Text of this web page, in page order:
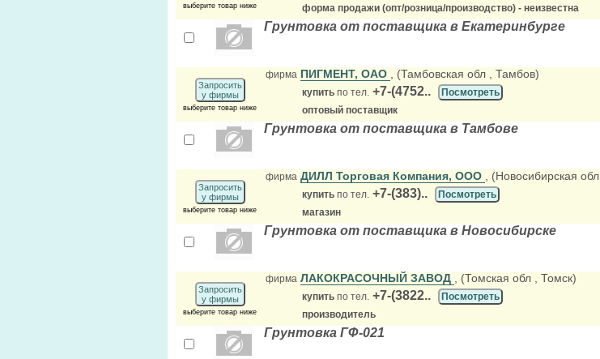
выберите товар ниже
форма продажи (опт/розница/производство) - неизвестна
Грунтовка от поставщика в Екатеринбурге
Запросить
у фирмы
выберите товар ниже
фирма ПИГМЕНТ, ОАО , (Тамбовская обл , Тамбов)
купить по тел. +7-(4752..
Посмотреть
оптовый поставщик
Грунтовка от поставщика в Тамбове
Запросить
у фирмы
выберите товар ниже
фирма ДИЛЛ Торговая Компания, ООО , (Новосибирская обл
купить по тел. +7-(383)..
Посмотреть
магазин
Грунтовка от поставщика в Новосибирске
Запросить
у фирмы
выберите товар ниже
фирма ЛАКОКРАСОЧНЫЙ ЗАВОД , (Томская обл , Томск)
купить по тел. +7-(3822..
Посмотреть
производитель
Грунтовка ГФ-021